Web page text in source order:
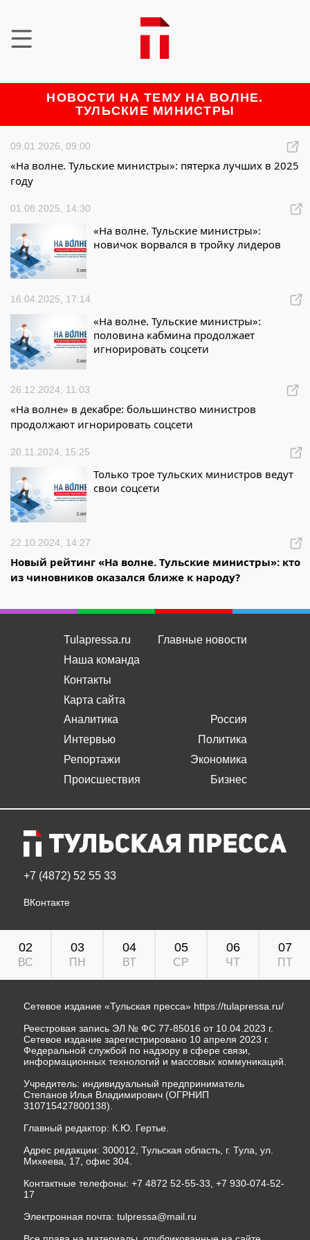
НОВОСТИ НА ТЕМУ НА ВОЛНЕ.
ТУЛЬСКИЕ МИНИСТРЫ
09.01.2026, 09:00
«На волне. Тульские министры»: пятерка лучших в 2025
году
01.08.2025, 14:30
«На волне. Тульские министры»:
новичок ворвался в тройку лидеров
16.04.2025, 17:14
«На волне. Тульские министры»:
половина кабмина продолжает
игнорировать соцсети
26.12.2024, 11:03
«На волне» в декабре: большинство министров
продолжают игнорировать соцсети
20.11.2024, 15:25
Только трое тульских министров ведут
свои соцсети
22.10.2024, 14:27
Новый рейтинг «На волне. Тульские министры»: кто
из чиновников оказался ближе к народу?
Tulapressa.ru
Наша команда
Контакты
Карта сайта
Главные новости
Аналитика
Интервью
Репортажи
Происшествия
Россия
Политика
Экономика
Бизнес
+7 (4872) 52 55 33
ВКонтакте
02
ВС
03
ПН
04
ВТ
05
СР
06
ЧТ
07
ПТ
Сетевое издание «Тульская пресса» https://tulapressa.ru/
Реестровая запись ЭЛ № ФС 77-85016 от 10.04.2023 г.
Сетевое издание зарегистрировано 10 апреля 2023 г.
Федеральной службой по надзору в сфере связи,
информационных технологий и массовых коммуникаций.
Учредитель: индивидуальный предприниматель
Степанов Илья Владимирович (ОГРНИП
310715427800138).
Главный редактор: К.Ю. Гертье.
Адрес редакции: 300012, Тульская область, г. Тула, ул.
Михеева, 17, офис 304.
Контактные телефоны: +7 4872 52-55-33, +7 930-074-52-
17
Электронная почта: tulpressa@mail.ru